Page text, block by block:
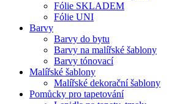
Fólie SKLADEM
Fólie UNI
Barvy
Barvy do bytu
Barvy na malířské šablony
Barvy tónovací
Malířské šablony
Malířské dekorační šablony
Pomůcky pro tapetování